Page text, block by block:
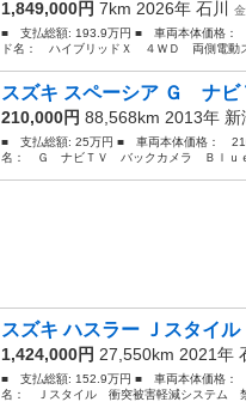
1,849,000円 7km 2026年 石川
■ 支払総額: 193.9万円 ■ 車両本体価格
ド名： ハイブリッドＸ ４ＷＤ 両側電動
スズキ スペーシア Ｇ ナ
210,000円 88,568km 2013年 新
■ 支払総額: 25万円 ■ 車両本体価格：
名： Ｇ ナビＴＶ バックカメラ Ｂｌｕ
スズキ ハスラー Ｊスタ
1,424,000円 27,550km 2021年
■ 支払総額: 152.9万円 ■ 車両本体価格
名： Ｊスタイル 衝突被害軽減システム